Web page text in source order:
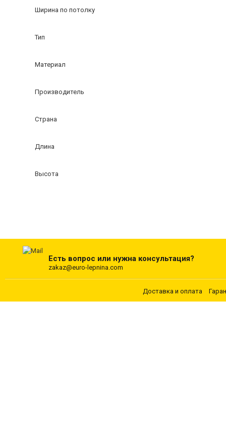
Ширина по потолку
Тип
Материал
Производитель
Страна
Длина
Высота
Есть вопрос или нужна консультация?
zakaz@euro-lepnina.com
Доставка и оплата